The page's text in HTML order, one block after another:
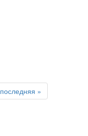
последняя »